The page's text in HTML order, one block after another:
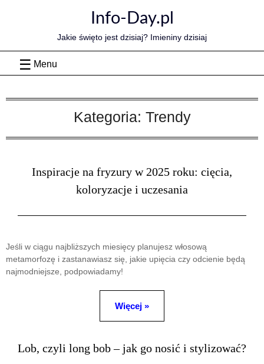
Info-Day.pl
Jakie święto jest dzisiaj? Imieniny dzisiaj
Menu
Kategoria: Trendy
Inspiracje na fryzury w 2025 roku: cięcia,
koloryzacje i uczesania
Jeśli w ciągu najbliższych miesięcy planujesz włosową
metamorfozę i zastanawiasz się, jakie upięcia czy odcienie będą
najmodniejsze, podpowiadamy!
Więcej »
Lob, czyli long bob – jak go nosić i stylizować?